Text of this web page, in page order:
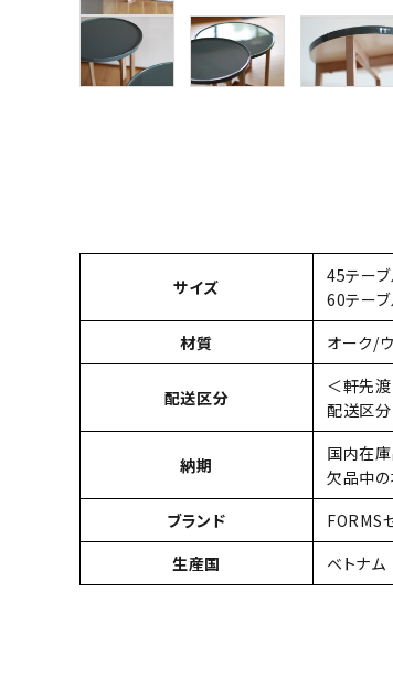
サイズ
45テー
60テー
材質
オーク/
配送区分
＜軒先
配送区
納期
国内在
欠品中の
ブランド
FORMS
生産国
ベトナム